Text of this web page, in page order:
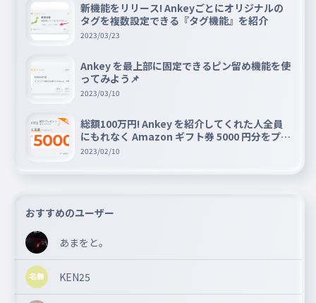
新機能をリリース! Ankeyごとにオリジナルの
タグを複数設定できる『タグ機能』を紹介
2023/03/23
Ankey を最上部に固定できるピン留め機能を使
ってみよう📌
2023/03/10
総額100万円! Ankey を紹介してくれた人全員
にもれなく Amazon ギフト券 5000 円分をプレ
ゼントキャンペーン!!
2023/02/10
おすすめのユーザー
あまをと。
KEN25